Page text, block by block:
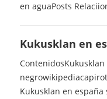
en aguaPosts
Kukusklan en
Kukusklan en